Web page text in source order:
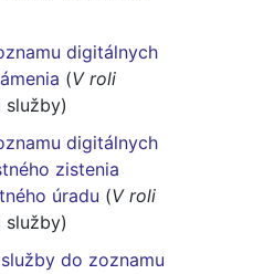
digitálnych
(V roli
digitálnych
zistenia
úradu (V roli
do zoznamu